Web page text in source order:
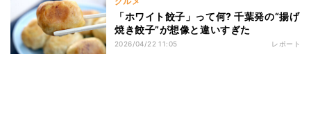
「ホワイト餃子」って何? 千葉発の“揚げ
焼き餃子”が想像と違いすぎた
2026/04/22 11:05 レポート